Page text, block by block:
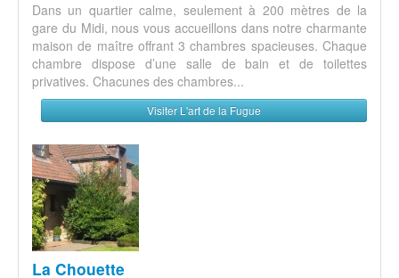
Dans un quartier calme, seulement à 200 mètres de la
gare du Midi, nous vous accueillons dans notre charmante
maison de maître offrant 3 chambres spacieuses. Chaque
chambre dispose d’une salle de bain et de toilettes
privatives. Chacunes des chambres...
Visiter L'art de la Fugue
La Chouette